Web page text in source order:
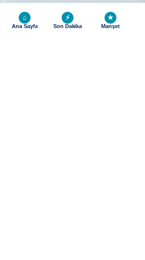
Gündem
⌂
Ana Sayfa
⚡
Son Dakika
★
Manşet